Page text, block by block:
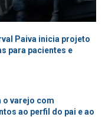
Paiva inicia projeto
para pacientes e
o varejo com
ao perfil do pai e ao